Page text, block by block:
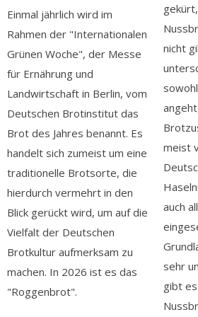
Einmal jährlich wird im
Rahmen der "Internationalen
Grünen Woche", der Messe
für Ernährung und
Landwirtschaft in Berlin, vom
Deutschen Brotinstitut das
Brot des Jahres benannt. Es
handelt sich zumeist um eine
traditionelle Brotsorte, die
hierdurch vermehrt in den
Blick gerückt wird, um auf die
Vielfalt der Deutschen
Brotkultur aufmerksam zu
machen. In 2026 ist es das
"Roggenbrot".
nicht
meist
auch
sehr
gibt